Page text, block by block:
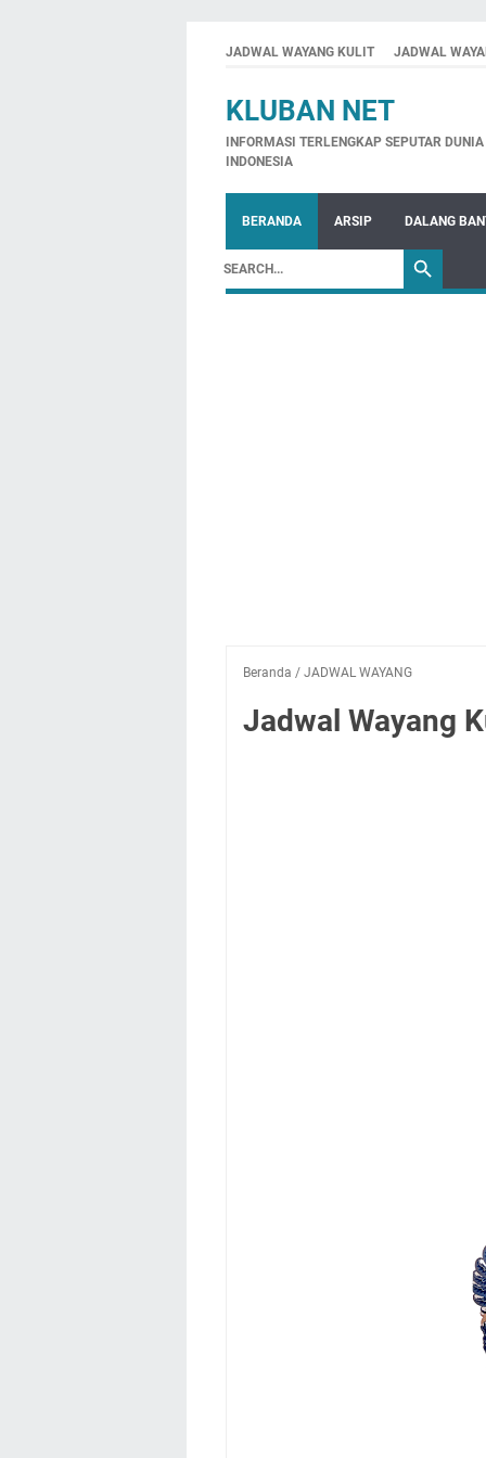
JADWAL WAYANG KULIT JADWAL
KLUBAN NET
INFORMASI TERLENGKAP SEPUTAR
INDONESIA
BERANDA ARSIP DALANG
Beranda / JADWAL WAYANG
Jadwal Wayang